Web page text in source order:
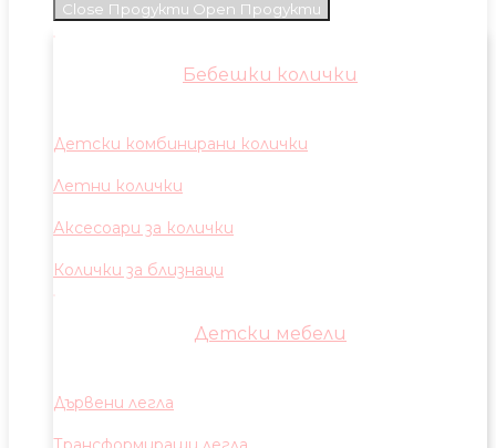
Close Продукти Open Продукти
Бебешки колички
Детски комбинирани колички
Летни колички
Аксесоари за колички
Колички за близнаци
Детски мебели
Дървени легла